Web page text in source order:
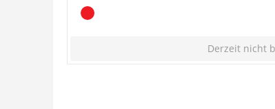
Derzeit nicht